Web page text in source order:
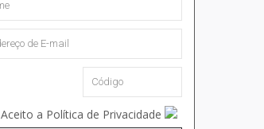
Aceito a Política de Privacidade